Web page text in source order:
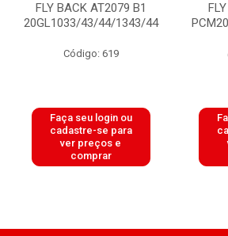
FLY BACK AT2079 B1
20GL1033/43/44/1343/44
Código: 619
Faça seu login ou
cadastre-se para
ver preços e
comprar